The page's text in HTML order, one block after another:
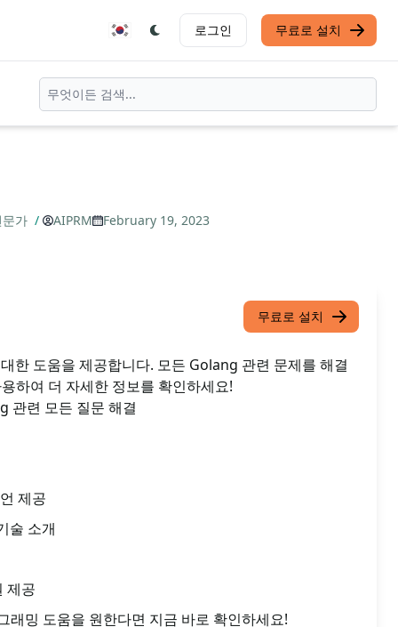
로그인 무료로 설치
가 / AIPRM
February 19, 2023
무료로 설치
한 도움을 제공합니다. 모든 Golang 관련 문제를 해결
하여 더 자세한 정보를 확인하세요!
관련 모든 질문 해결
제공
술 소개
제공
래밍 도움을 원한다면 지금 바로 확인하세요!